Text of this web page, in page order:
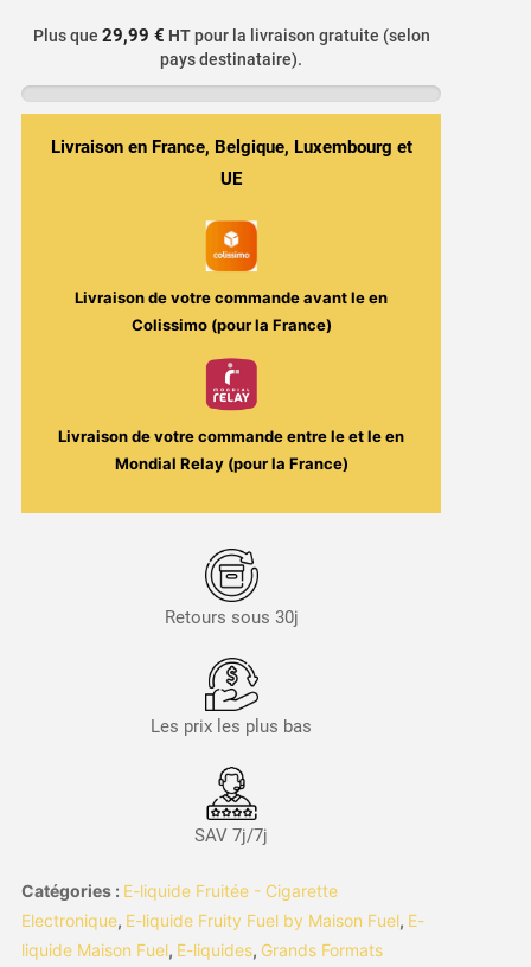
Oil
100ml
Plus que 29,99 € HTpour la livraison gratuite (selon
pays destinataire).
Livraison en France, Belgique, Luxembourg et
UE
Livraison de votre commande avant leen
Colissimo (pour la France)
Livraison de votre commande entre leet leen
Mondial Relay (pour la France)
Retours sous 30j
Les prix les plus bas
SAV 7j/7j
Catégories : E-liquide Fruitée - Cigarette
Electronique, E-liquide Fruity Fuel by Maison Fuel, E-
liquide Maison Fuel, E-liquides, Grands Formats